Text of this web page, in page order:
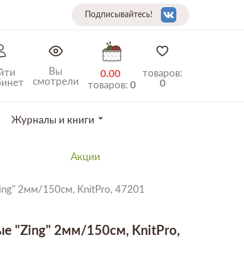
Подписывайтесь!
Вы
смотрели
0.00
товаров: 0
товаров:
0
Журналы и книги
Акции
2мм/150см, KnitPro, 47201
"Zing" 2мм/150см, KnitPro,